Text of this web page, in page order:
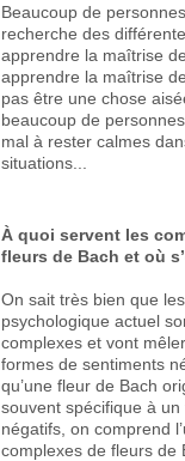
Beaucoup de
recherche des
apprendre la maîtrise
apprendre la maîtrise
pas être une chose
beaucoup de
mal à rester calmes
situations...
À quoi servent les
fleurs de Bach et où
On sait très bien que
psychologique actuel
complexes et vont
formes de sentiments
qu’une fleur de Bach
souvent spécifique à
négatifs, on comprend
complexes de fleurs de